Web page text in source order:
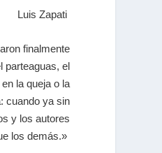
Luis Zapati
finalmente
parteaguas, el
la queja o la
cuando ya sin
y los autores
los demás.»